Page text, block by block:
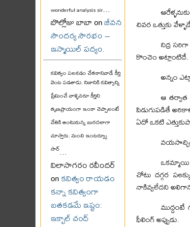
wonderful analysis sir...
బొల్లోజు బాబా onజీవన
సౌందర్య సౌరభం –
ఇస్మాయిల్ పద్యం.
కవిత్వం పలకడం చేతకానివాడే కీర్తి
వెంట పడతాడు. నిజానికి కవిత్వాన్ని
ప్రేమించే వాళ్ళెవరూ కీర్తిని
తృణప్రాయంగా ఇంకా చెప్పాలంటే
చేతికి అంటుకున్న బురదలాగా
చూస్తారు. మంచి ఇంటర్వ్యూ
సార్...
విలాసాగరం రవీందర్
onకవిత్వం రాయడం
కన్నా కవిత్వంగా
బతకడమే ఇష్టం:
ఇక్బాల్ చంద్
చివర ఒత్తుకు
నిద్ర
కొంచెం
అన్నం
ఆ తర్వాత
పిడుగుపడితే
ఏదో ఒకటి
ఒకమ్మాయి
చోటు దగ్గర
నాకివ్వలేదని
ముద్దంటే
ఫీలింగ్ అప్పుడు.